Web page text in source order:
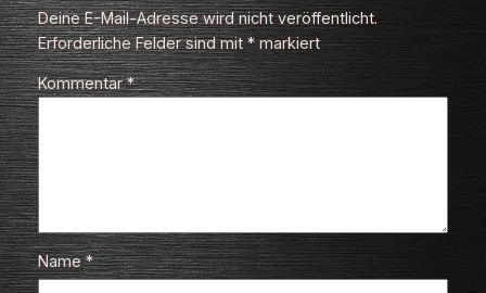
Deine E-Mail-Adresse wird nicht veröffentlicht.
Erforderliche Felder sind mit *markiert
Kommentar*
Name*